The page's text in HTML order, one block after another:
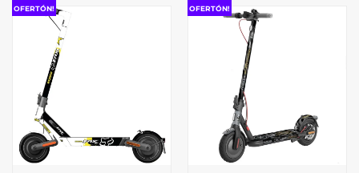
OFERTÓN! OFERTÓN!